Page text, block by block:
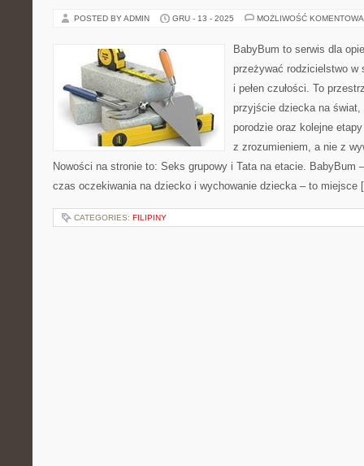
POSTED BY ADMIN GRU - 13 - 2025 MOŻLIWOŚĆ
BabyBum to serwis dla
przeżywać rodzicielstwo w
i pełen czułości. To
przyjście dziecka na świat,
porodzie oraz kolejne
z zrozumieniem, a nie z
Nowości na stronie to: Seks grupowy i Tata na etacie. BabyBum
czas oczekiwania na dziecko i wychowanie dziecka – to
CATEGORIES: FILIPINY